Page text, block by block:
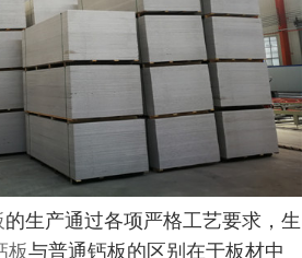
的生产通过各项严格工艺要求，生
板与普通钙板的区别在于板材中